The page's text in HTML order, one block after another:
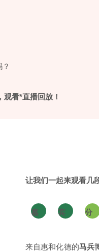
，观看*直播回放！
让我们一起来观看几
嘉 宾 分
来自惠和化德的马兵